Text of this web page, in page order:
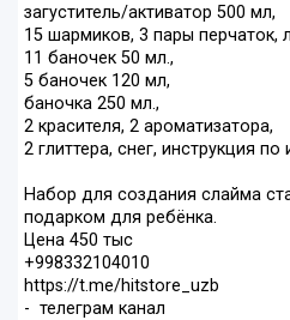
загуститель/активатор 500 мл,
15 шармиков, 3 пары перчаток,
11 баночек 50 мл.,
5 баночек 120 мл,
баночка 250 мл.,
2 красителя, 2 ароматизатора,
2 глиттера, снег, инструкция
Набор для создания слайма
подарком для ребёнка.
Цена 450 тыс
+998332104010
https://t.me/hitstore_uzb
- телеграм канал